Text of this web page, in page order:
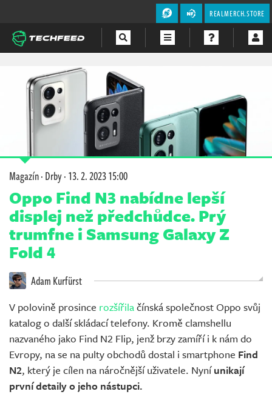
REALMERCH.STORE
Magazín
Soutěže
Magazín·Drby·13. 2. 2023 15:00
Oppo Find N3 nabídne lepší
displej než předchůdce. Prý
trumfne i Samsung Galaxy Z
Fold 4
Adam Kurfürst
V polovině prosince rozšířilačínská společnost Oppo svůj
katalog o další skládací telefony. Kromě clamshellu
nazvaného jako Find N2 Flip, jenž brzy zamíří i k nám do
Evropy, na se na pulty obchodů dostal i smartphone Find
N2, který je cílen na náročnější uživatele. Nyníunikají
první detaily o jeho nástupci.